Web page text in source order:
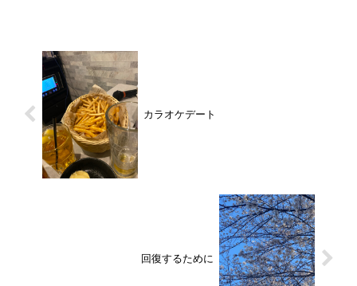
カラオケデート
回復するために